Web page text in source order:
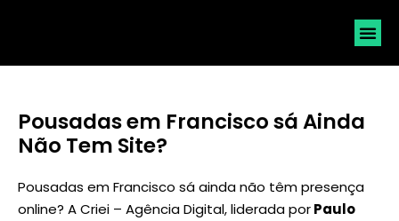
Pousadas em Francisco sá Ainda
Não Tem Site?
Pousadas em Francisco sá ainda não têm presença
online? A Criei – Agência Digital, liderada porPaulo